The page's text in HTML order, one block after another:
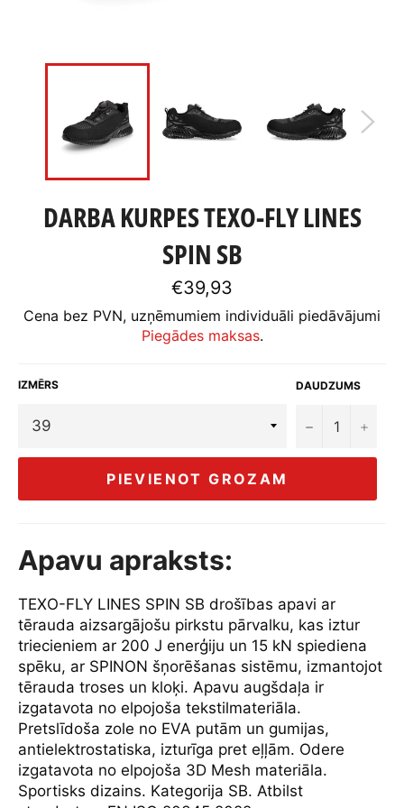
DARBA KURPES TEXO-FLY LINES
SPIN SB
Standarta
cena
€39,93
Cena bez PVN, uzņēmumiem individuāli piedāvājumi
Piegādes maksas.
IZMĒRS DAUDZUMS
− +
PIEVIENOT GROZAM
Apavu apraksts:
TEXO-FLY LINES SPIN SB drošības apavi ar
tērauda aizsargājošu pirkstu pārvalku, kas iztur
triecieniem ar 200 J enerģiju un 15 kN spiediena
spēku, ar SPINON šņorēšanas sistēmu, izmantojot
tērauda troses un kloķi. Apavu augšdaļa ir
izgatavota no elpojoša tekstilmateriāla.
Pretslīdoša zole no EVA putām un gumijas,
antielektrostatiska, izturīga pret eļļām. Odere
izgatavota no elpojoša 3D Mesh materiāla.
Sportisks dizains. Kategorija SB. Atbilst